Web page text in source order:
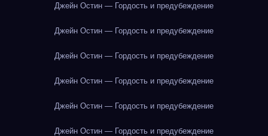
Джейн Остин — Гордость и предубеждение
Джейн Остин — Гордость и предубеждение
Джейн Остин — Гордость и предубеждение
Джейн Остин — Гордость и предубеждение
Джейн Остин — Гордость и предубеждение
Джейн Остин — Гордость и предубеждение